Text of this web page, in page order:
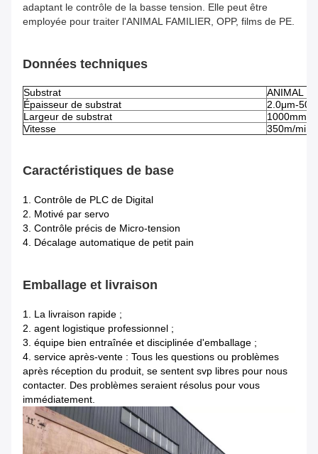
adaptant le contrôle de la basse tension. Elle peut être
employée pour traiter l'ANIMAL FAMILIER, OPP, films de PE.
Données techniques
Substrat
ANIMAL
Épaisseur de substrat
2.0μm-
Largeur de substrat
1000mm-
Vitesse
350m/min
Caractéristiques de base
1. Contrôle de PLC de Digital
2. Motivé par servo
3. Contrôle précis de Micro-tension
4. Décalage automatique de petit pain
Emballage et livraison
1. La livraison rapide ;
2. agent logistique professionnel ;
3. équipe bien entraînée et disciplinée d'emballage ;
4. service après-vente : Tous les questions ou problèmes
après réception du produit, se sentent svp libres pour nous
contacter. Des problèmes seraient résolus pour vous
immédiatement.